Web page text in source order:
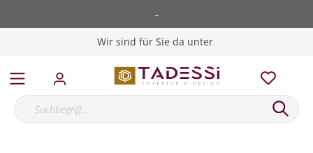
-
Wir sind für Sie da unter